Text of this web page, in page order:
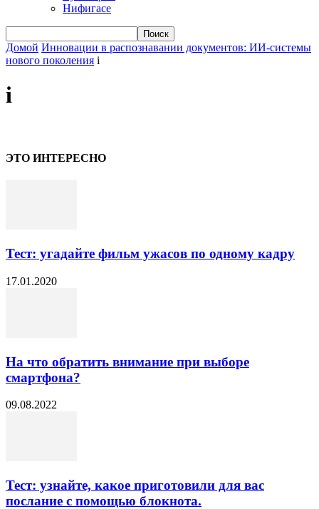
Нифигасе
Домой Инновации в распознавании документов: ИИ-системы
нового поколения i
i
ЭТО ИНТЕРЕСНО
Тест: угадайте фильм ужасов по одному кадру
17.01.2020
На что обратить внимание при выборе
смартфона?
09.08.2022
Тест: узнайте, какое приготовили для вас
послание с помощью блокнота.